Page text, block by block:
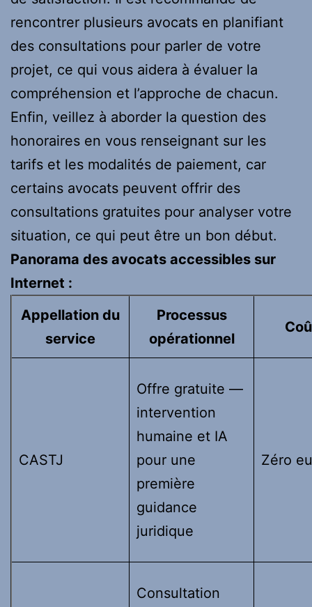
rencontrer plusieurs avocats en planifiant
des consultations pour parler de votre
projet, ce qui vous aidera à évaluer la
compréhension et l’approche de chacun.
Enfin, veillez à aborder la question des
honoraires en vous renseignant sur les
tarifs et les modalités de paiement, car
certains avocats peuvent offrir des
consultations gratuites pour analyser votre
situation, ce qui peut être un bon début.
Panorama des avocats accessibles sur
Internet :
Appellation du
service
Processus
opérationnel
CASTJ
Offre gratuite —
intervention
humaine et IA
pour une
première
guidance
juridique
Zéro
Consultation